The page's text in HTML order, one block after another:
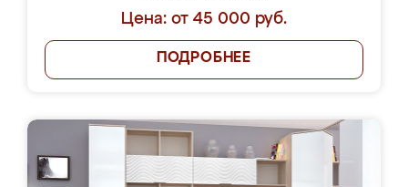
Цена: от 45 000 руб.
ПОДРОБНЕЕ